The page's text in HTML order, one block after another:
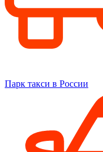
Парк такси в России